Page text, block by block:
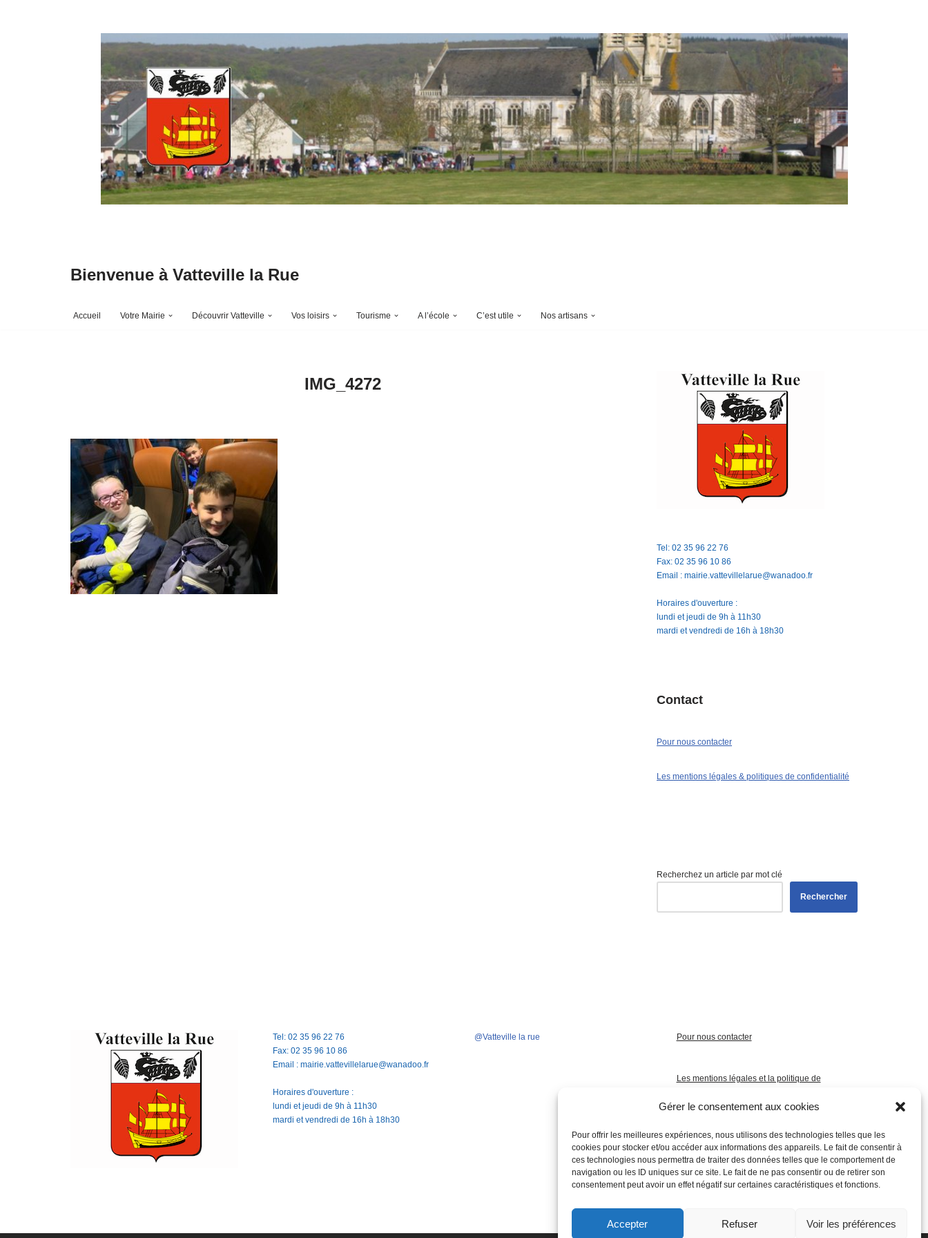
Gérer le consentement aux cookies
Pour offrir les meilleures expériences, nous utilisons des technologies telles que les
cookies pour stocker et/ou accéder aux informations des appareils. Le fait de consentir à
ces technologies nous permettra de traiter des données telles que le comportement de
navigation ou les ID uniques sur ce site. Le fait de ne pas consentir ou de retirer son
consentement peut avoir un effet négatif sur certaines caractéristiques et fonctions.
Accepter Refuser Voir les préférences
Bienvenue à Vatteville la Rue
Accueil Votre Mairie Découvrir Vatteville Vos loisirs Tourisme A l’école C’est utile Nos artisans
IMG_4272
Tel: 02 35 96 22 76
Fax: 02 35 96 10 86
Email : mairie.vattevillelarue@wanadoo.fr
Horaires d'ouverture :
lundi et jeudi de 9h à 11h30
mardi et vendredi de 16h à 18h30
Contact
Pour nous contacter
Les mentions légales & politiques de confidentialité
Recherchez un article par mot clé
Rechercher
Tel: 02 35 96 22 76
Fax: 02 35 96 10 86
Email : mairie.vattevillelarue@wanadoo.fr
Horaires d'ouverture :
lundi et jeudi de 9h à 11h30
mardi et vendredi de 16h à 18h30
@Vatteville la rue Pour nous contacter
Les mentions légales et la politique de